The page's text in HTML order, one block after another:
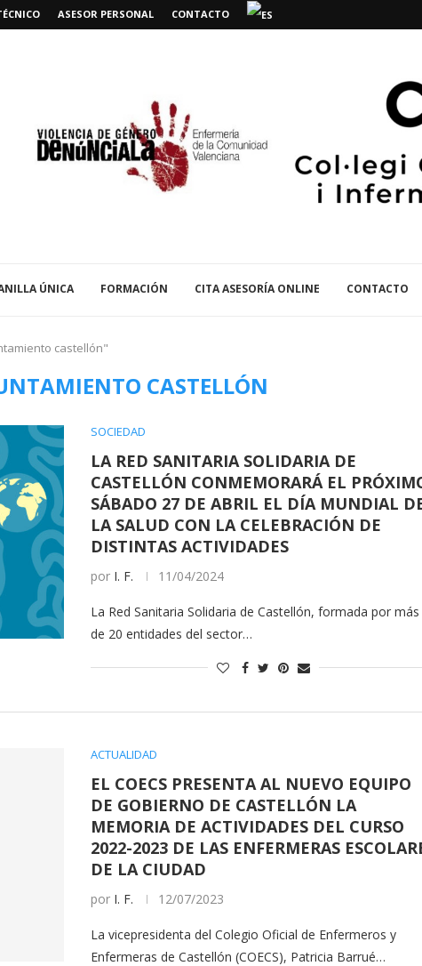
ASESOR PERSONAL CONTACTO
ÚNICA FORMACIÓN CITA ASESORÍA ONLINE CONTACTO
castellón"
CASTELLÓN
SOCIEDAD
LA RED SANITARIA SOLIDARIA DE
CASTELLÓN CONMEMORARÁ EL
SÁBADO 27 DE ABRIL EL DÍA MUNDIAL
LA SALUD CON LA CELEBRACIÓN DE
DISTINTAS ACTIVIDADES
por I. F. 11/04/2024
La Red Sanitaria Solidaria de Castellón, formada por más
de 20 entidades del sector…
ACTUALIDAD
EL COECS PRESENTA AL NUEVO EQUIPO
DE GOBIERNO DE CASTELLÓN LA
MEMORIA DE ACTIVIDADES DEL CURSO
2022-2023 DE LAS ENFERMERAS
DE LA CIUDAD
por I. F. 12/07/2023
La vicepresidenta del Colegio Oficial de Enfermeros y
Enfermeras de Castellón (COECS), Patricia Barrué…